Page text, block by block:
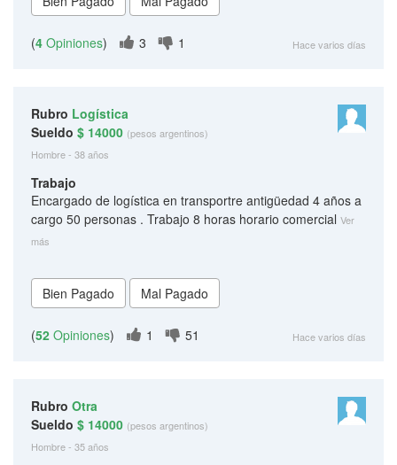
(4 Opiniones) 3 1 Hace varios días
Rubro Logística
Sueldo $ 14000 (pesos argentinos)
Hombre - 38 años
Trabajo
Encargado de logística en transportre antigüedad 4 años a
cargo 50 personas . Trabajo 8 horas horario comercial Ver
más
(52 Opiniones) 1 51 Hace varios días
Rubro Otra
Sueldo $ 14000 (pesos argentinos)
Hombre - 35 años